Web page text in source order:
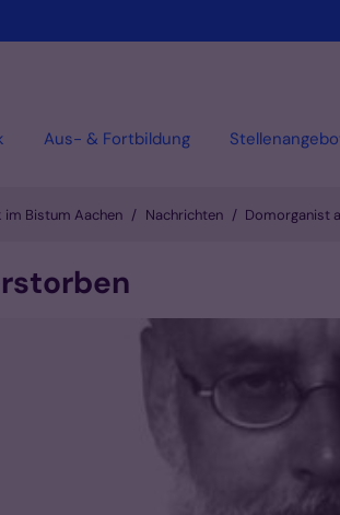
Aus- & Fortbildung
im Bistum Aachen Nachrichten Domorganist